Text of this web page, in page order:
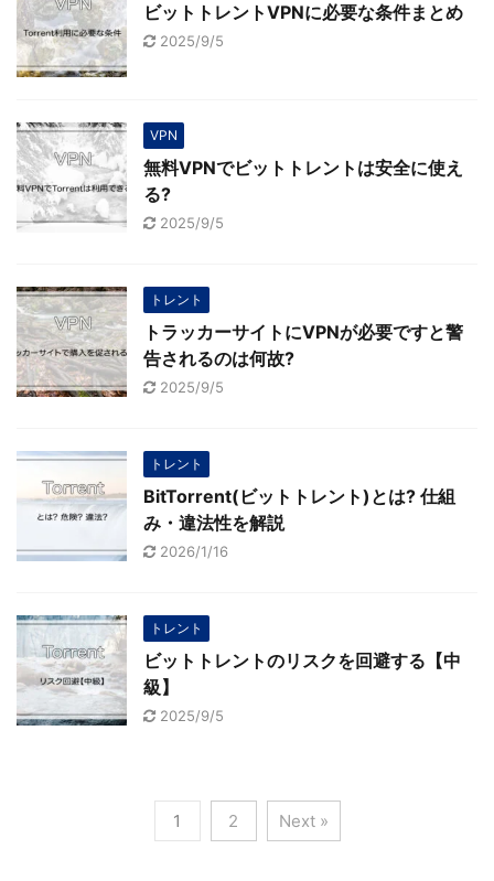
ビットトレントVPNに必要な条件まとめ
2025/9/5
VPN
無料VPNでビットトレントは安全に使え
る?
2025/9/5
トレント
トラッカーサイトにVPNが必要ですと警
告されるのは何故?
2025/9/5
トレント
BitTorrent(ビットトレント)とは? 仕組
み・違法性を解説
2026/1/16
トレント
ビットトレントのリスクを回避する【中
級】
2025/9/5
1 2 Next »